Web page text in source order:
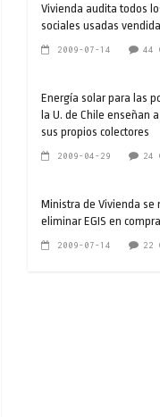
Vivienda audita todos
sociales usadas
2009-07-14 44
Energía solar para las
la U. de Chile enseñan
sus propios colectores
2009-04-29 24
Ministra de Vivienda se
eliminar EGIS en
2009-07-14 22